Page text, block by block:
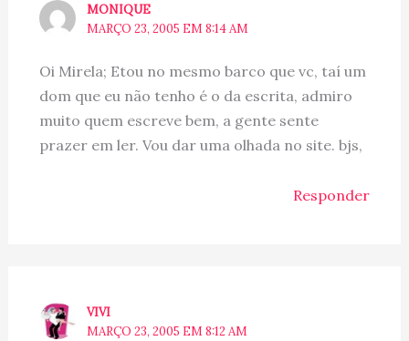
MONIQUE
MARÇO 23, 2005 EM 8:14 AM
Oi Mirela; Etou no mesmo barco que vc, taí um
dom que eu não tenho é o da escrita, admiro
muito quem escreve bem, a gente sente
prazer em ler. Vou dar uma olhada no site. bjs,
Responder
VIVI
MARÇO 23, 2005 EM 8:12 AM